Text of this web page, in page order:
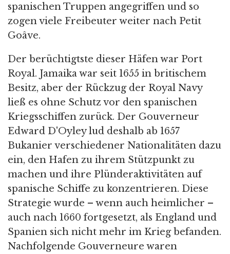
spanischen Truppen angegriffen und so
zogen viele Freibeuter weiter nach Petit
Goâve.
Der berüchtigtste dieser Häfen war Port
Royal. Jamaika war seit 1655 in britischem
Besitz, aber der Rückzug der Royal Navy
ließ es ohne Schutz vor den spanischen
Kriegsschiffen zurück. Der Gouverneur
Edward D'Oyley lud deshalb ab 1657
Bukanier verschiedener Nationalitäten dazu
ein, den Hafen zu ihrem Stützpunkt zu
machen und ihre Plünderaktivitäten auf
spanische Schiffe zu konzentrieren. Diese
Strategie wurde – wenn auch heimlicher –
auch nach 1660 fortgesetzt, als England und
Spanien sich nicht mehr im Krieg befanden.
Nachfolgende Gouverneure waren